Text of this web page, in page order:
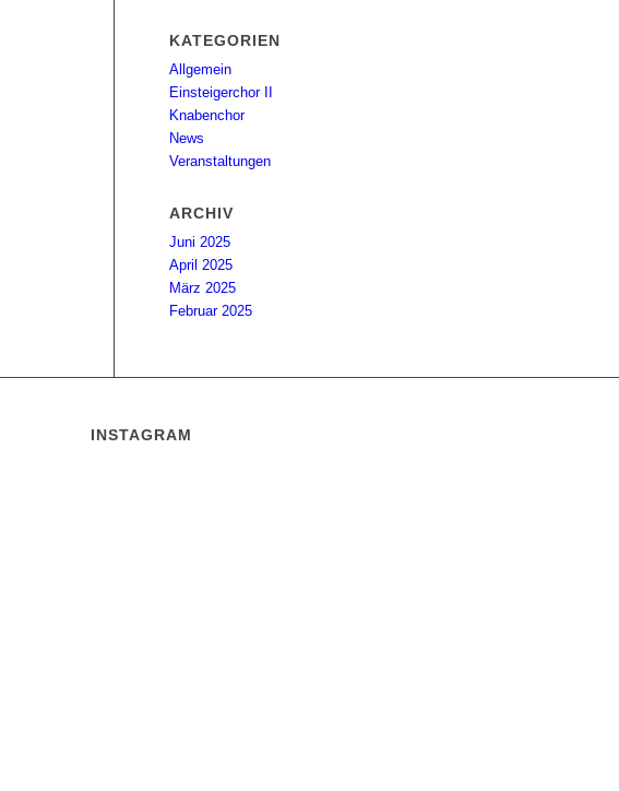
KATEGORIEN
Allgemein
Einsteigerchor II
Knabenchor
News
Veranstaltungen
ARCHIV
Juni 2025
April 2025
März 2025
Februar 2025
INSTAGRAM